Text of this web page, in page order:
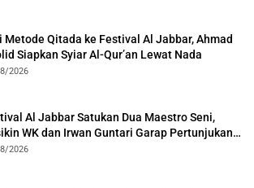
Metode Qitada ke Festival Al Jabbar, Ahmad
Siapkan Syiar Al-Qur’an Lewat Nada
2026
Al Jabbar Satukan Dua Maestro Seni,
WK dan Irwan Guntari Garap Pertunjukan
2026